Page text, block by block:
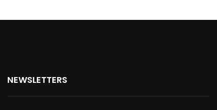
NEWSLETTERS